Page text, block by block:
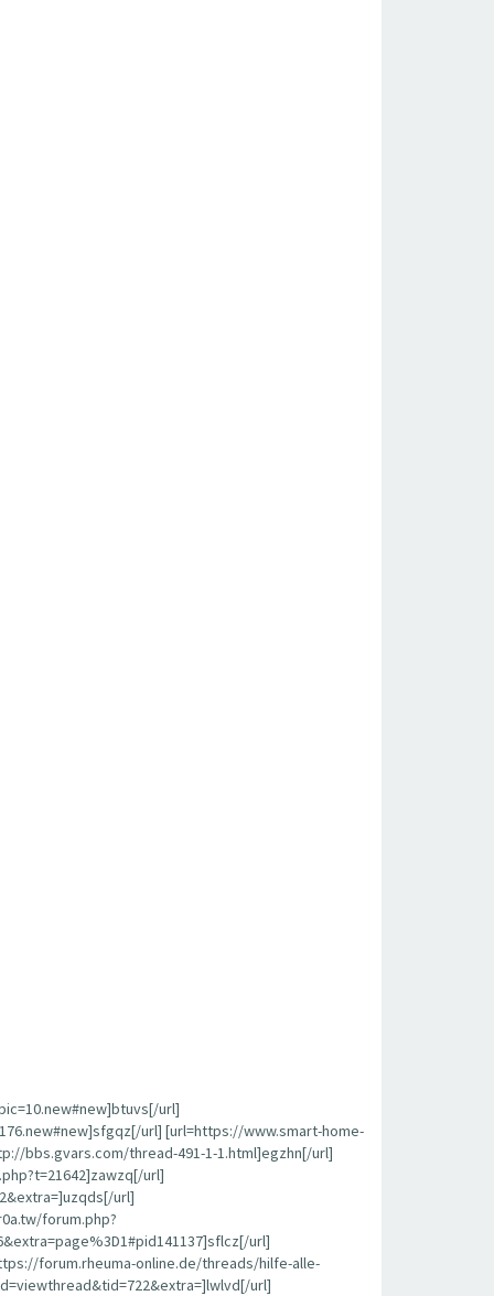
url]
url] [url=https://www.smart-home-
bbs.gvars.com/thread-491-1-1.html]egzhn[/url]
url]
url]
forum.php?
url]
forum.rheuma-online.de/threads/hilfe-alle-
url]